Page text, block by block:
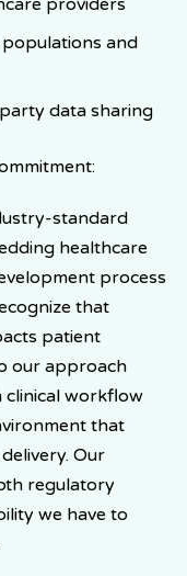
and
data sharing
standard
healthcare
process
that
patient
our approach
clinical workflow
that
Our
regulatory
we have to